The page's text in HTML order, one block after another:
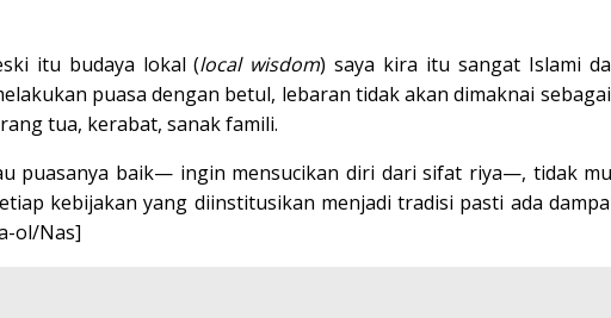
itu budaya lokal (local wisdom) saya kira itu sangat Islami
puasa dengan betul, lebaran tidak akan dimaknai
tua, kerabat, sanak famili.
puasanya baik— ingin mensucikan diri dari sifat riya—, tidak
kebijakan yang diinstitusikan menjadi tradisi pasti ada
ol/Nas]